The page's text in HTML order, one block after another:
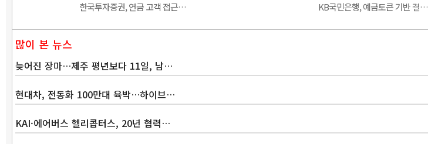
한국투자증권, 연금 고객 접근… KB국민은행, 예금토큰 기반 결…
많이 본 뉴스
늦어진 장마…제주 평년보다 11일, 남…
현대차, 전동화 100만대 육박…하이브…
KAI·에어버스 헬리콥터스, 20년 협력…